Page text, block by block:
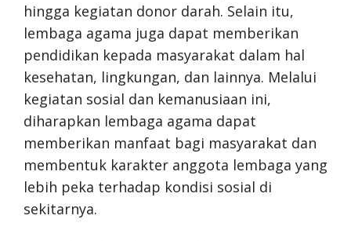
hingga kegiatan donor darah. Selain itu,
lembaga agama juga dapat memberikan
pendidikan kepada masyarakat dalam hal
kesehatan, lingkungan, dan lainnya. Melalui
kegiatan sosial dan kemanusiaan ini,
diharapkan lembaga agama dapat
memberikan manfaat bagi masyarakat dan
membentuk karakter anggota lembaga yang
lebih peka terhadap kondisi sosial di
sekitarnya.